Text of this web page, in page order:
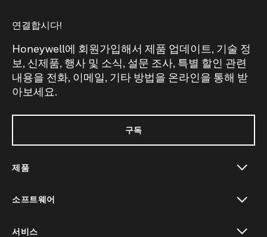
연결합시다!
Honeywell에 회원가입해서 제품 업데이트, 기술 정
보, 신제품, 행사 및 소식, 설문 조사, 특별 할인 관련
내용을 전화, 이메일, 기타 방법을 온라인을 통해 받
아보세요.
구독
제품
소프트웨어
서비스